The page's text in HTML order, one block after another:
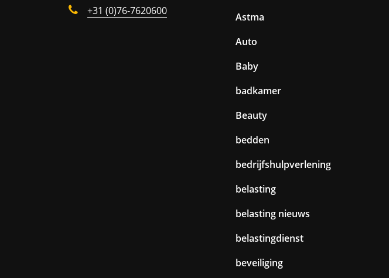
+31 (0)76-7620600
Astma
Auto
Baby
badkamer
Beauty
bedden
bedrijfshulpverlening
belasting
belasting nieuws
belastingdienst
beveiliging